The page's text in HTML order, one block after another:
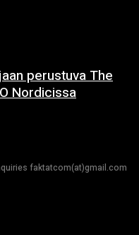
perustuva The
Nordicissa
faktatcom(at)gmail.com